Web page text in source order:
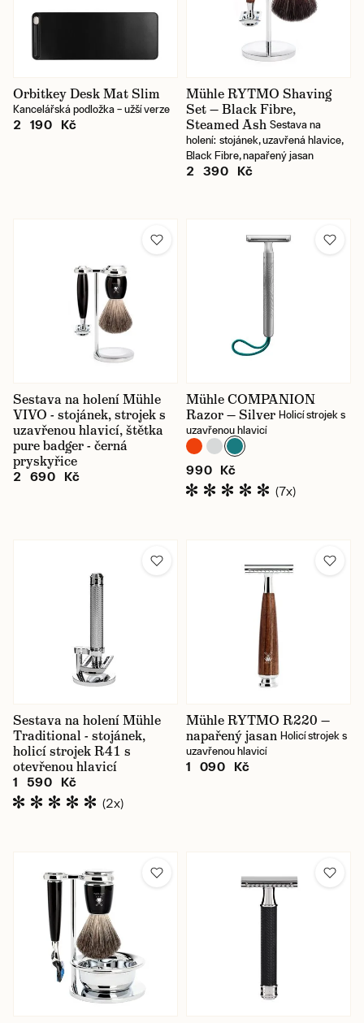
Orbitkey Desk Mat Slim
Kancelářská podložka – užší verze
2 190 Kč
Mühle RYTMO Shaving
Set — Black Fibre,
Steamed Ash Sestava na
holení: stojánek, uzavřená hlavice,
Black Fibre, napařený jasan
2 390 Kč
Sestava na holení Mühle
VIVO - stojánek, strojek s
uzavřenou hlavicí, štětka
pure badger - černá
pryskyřice
2 690 Kč
Mühle COMPANION
Razor — Silver Holicí strojek s
uzavřenou hlavicí
990 Kč
(7x)
Sestava na holení Mühle
Traditional - stojánek,
holicí strojek R41 s
otevřenou hlavicí
1 590 Kč
(2x)
Mühle RYTMO R220 —
napařený jasan Holicí strojek s
uzavřenou hlavicí
1 090 Kč